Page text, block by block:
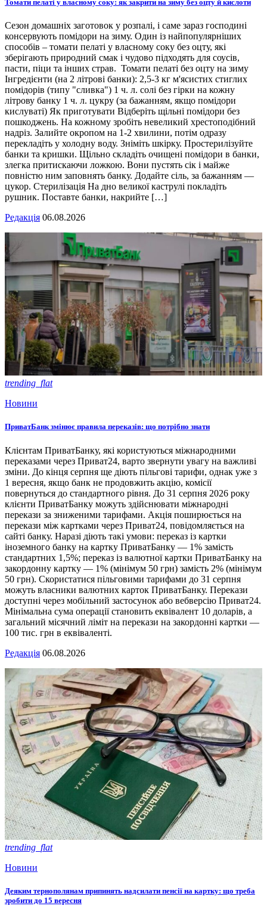
Томати пелаті у власному соку: як закрити на зиму без оцту й кислоти
Сезон домашніх заготовок у розпалі, і саме зараз господині
консервують помідори на зиму. Один із найпопулярніших
способів – томати пелаті у власному соку без оцту, які
зберігають природний смак і чудово підходять для соусів,
пасти, піци та інших страв. Томати пелаті без оцту на зиму
Інгредієнти (на 2 літрові банки): 2,5-3 кг м'ясистих стиглих
помідорів (типу "сливка") 1 ч. л. солі без гірки на кожну
літрову банку 1 ч. л. цукру (за бажанням, якщо помідори
кислуваті) Як приготувати Відберіть щільні помідори без
пошкоджень. На кожному зробіть невеликий хрестоподібний
надріз. Залийте окропом на 1-2 хвилини, потім одразу
перекладіть у холодну воду. Зніміть шкірку. Простерилізуйте
банки та кришки. Щільно складіть очищені помідори в банки,
злегка притискаючи ложкою. Вони пустять сік і майже
повністю ним заповнять банку. Додайте сіль, за бажанням —
цукор. Стерилізація На дно великої каструлі покладіть
рушник. Поставте банки, накрийте […]
Редакція 06.08.2026
trending_flat
Новини
ПриватБанк змінює правила переказів: що потрібно знати
Клієнтам ПриватБанку, які користуються міжнародними
переказами через Приват24, варто звернути увагу на важливі
зміни. До кінця серпня ще діють пільгові тарифи, однак уже з
1 вересня, якщо банк не продовжить акцію, комісії
повернуться до стандартного рівня. До 31 серпня 2026 року
клієнти ПриватБанку можуть здійснювати міжнародні
перекази за зниженими тарифами. Акція поширюється на
перекази між картками через Приват24, повідомляється на
сайті банку. Наразі діють такі умови: переказ із картки
іноземного банку на картку ПриватБанку — 1% замість
стандартних 1,5%; переказ із валютної картки ПриватБанку на
закордонну картку — 1% (мінімум 50 грн) замість 2% (мінімум
50 грн). Скористатися пільговими тарифами до 31 серпня
можуть власники валютних карток ПриватБанку. Перекази
доступні через мобільний застосунок або вебверсію Приват24.
Мінімальна сума операції становить еквівалент 10 доларів, а
загальний місячний ліміт на перекази на закордонні картки —
100 тис. грн в еквіваленті.
Редакція 06.08.2026
trending_flat
Новини
Деяким тернополянам припинять надсилати пенсії на картку: що треба
зробити до 15 вересня